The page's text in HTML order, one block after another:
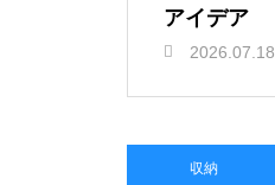
アイデア
2026.07.18
収納